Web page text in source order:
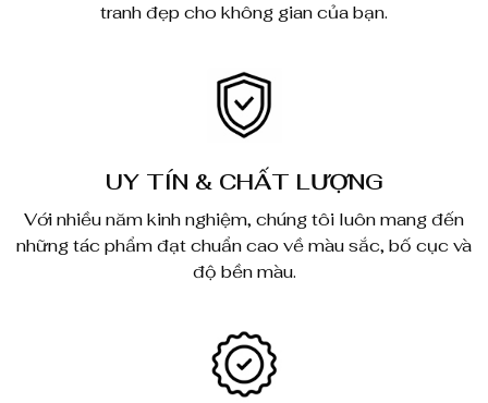
tranh đẹp cho không gian của bạn.
UY TÍN & CHẤT LƯỢNG
Với nhiều năm kinh nghiệm, chúng tôi luôn mang đến
những tác phẩm đạt chuẩn cao về màu sắc, bố cục và
độ bền màu.